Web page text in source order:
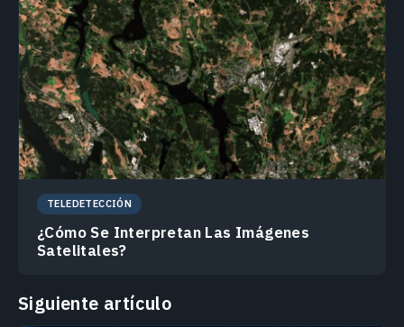
TELEDETECCIÓN
¿Cómo Se Interpretan Las Imágenes
Satelitales?
Siguiente artículo